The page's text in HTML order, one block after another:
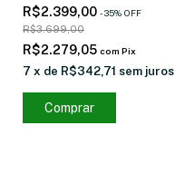
R$2.399,00 -35% OFF
R$3.699,00
R$2.279,05 com Pix
7 x de R$342,71 sem juros
Comprar